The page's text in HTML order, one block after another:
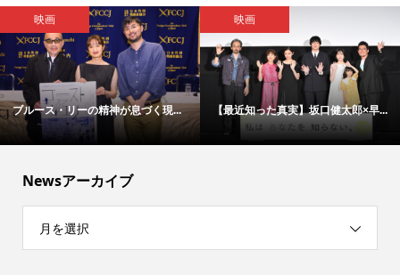
映画
ブルース・リーの精神が息づく現...
映画
【最近知った真実】坂口健太郎×早...
Newsアーカイブ
月を選択